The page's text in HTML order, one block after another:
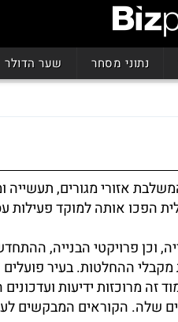
נתוני מסחר שער הדולר
אזורי מגורים, תעשייה
הפכו אותה למוקד פעילות
וכן פרויקטי הבנייה,
ההחלטות. בעיר פועלים
זה מרוכזות ידיעות
שלה. הקוראים המבקשים